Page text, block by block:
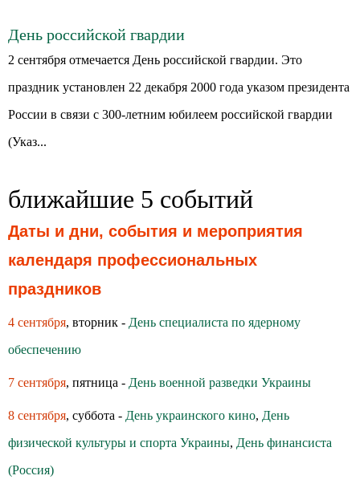
День российской гвардии
2 сентября отмечается День российской гвардии. Это
праздник установлен 22 декабря 2000 года указом президента
России в связи с 300-летним юбилеем российской гвардии
(Указ...
ближайшие 5 событий
Даты и дни, события и мероприятия
календаря профессиональных
праздников
4 сентября, вторник - День специалиста по ядерному
обеспечению
7 сентября, пятница - День военной разведки Украины
8 сентября, суббота - День украинского кино, День
физической культуры и спорта Украины, День финансиста
(Россия)